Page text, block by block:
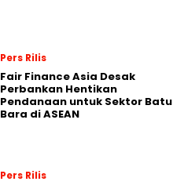
Pers Rilis
Fair Finance Asia Desak
Perbankan Hentikan
Pendanaan untuk Sektor Batu
Bara di ASEAN
Pers Rilis